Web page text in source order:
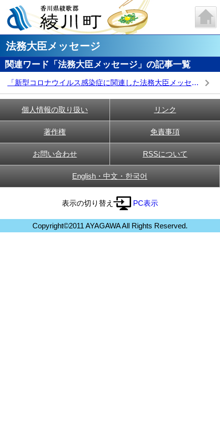
法務大臣メッセージ
関連ワード「法務大臣メッセージ」の記事一覧
「新型コロナウイルス感染症に関連した法務大臣メッセージ」
個人情報の取り扱い リンク
著作権 免責事項
お問い合わせ RSSについて
English・中文・한국어
表示の切り替え PC表示
Copyright©2011 AYAGAWA All Rights Reserved.